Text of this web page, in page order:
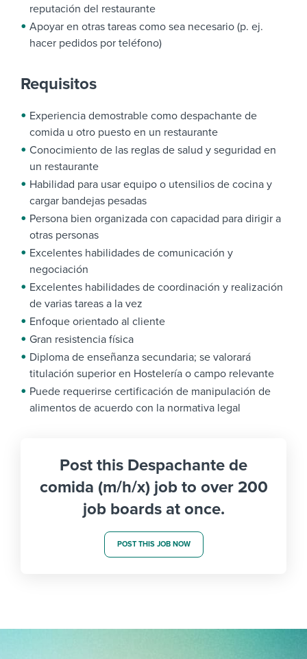
reputación del restaurante
Apoyar en otras tareas como sea necesario (p. ej.
hacer pedidos por teléfono)
Requisitos
Experiencia demostrable como despachante de
comida u otro puesto en un restaurante
Conocimiento de las reglas de salud y seguridad en
un restaurante
Habilidad para usar equipo o utensilios de cocina y
cargar bandejas pesadas
Persona bien organizada con capacidad para dirigir a
otras personas
Excelentes habilidades de comunicación y
negociación
Excelentes habilidades de coordinación y realización
de varias tareas a la vez
Enfoque orientado al cliente
Gran resistencia física
Diploma de enseñanza secundaria; se valorará
titulación superior en Hostelería o campo relevante
Puede requerirse certificación de manipulación de
alimentos de acuerdo con la normativa legal
Post this Despachante de
comida (m/h/x) job to over 200
job boards at once.
POST THIS JOB NOW